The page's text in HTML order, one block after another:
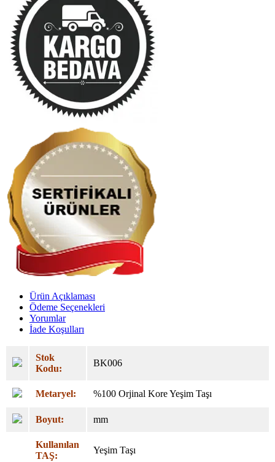
Ürün Açıklaması
Ödeme Seçenekleri
Yorumlar
İade Koşulları
Stok
Kodu:
BK006
Metaryel: %100 Orjinal Kore Yeşim Taşı
Boyut: mm
Kullanılan
TAŞ:
Yeşim Taşı